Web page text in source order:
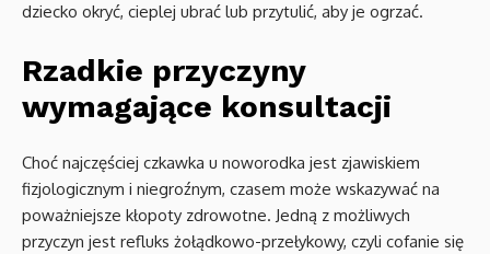
dziecko okryć, cieplej ubrać lub przytulić, aby je ogrzać.
Rzadkie przyczyny
wymagające konsultacji
Choć najczęściej czkawka u noworodka jest zjawiskiem
fizjologicznym i niegroźnym, czasem może wskazywać na
poważniejsze kłopoty zdrowotne. Jedną z możliwych
przyczyn jest refluks żołądkowo-przełykowy, czyli cofanie się